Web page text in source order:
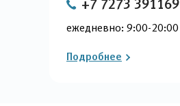
+7 7273 391169
ежедневно: 9:00-20:00
Подробнее